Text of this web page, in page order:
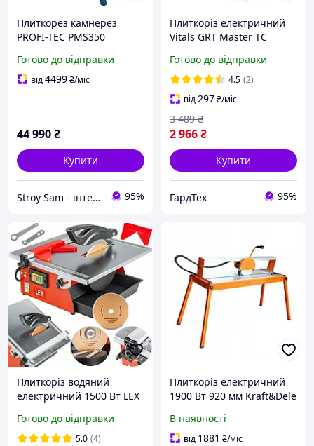
Плиткорез камнерез
PROFI-TEC PMS350
Готово до відправки
від4499₴/міс
44 990₴
Купити
Stroy Sam - інтернет магазин інструментів 95%
Плиткоріз електричний
Vitals GRT Master TC
180х22.2х2.2 мм, 2950 об/
хв)
Готово до відправки
4.5 (2)
від297₴/міс
2 966₴
3 489 ₴
Купити
ГардТех 95%
Плиткоріз водяний
електричний 1500 Вт LEX
різання плитки
Електроплиткоріз
Готово до відправки
5.0 (4)
Плиткоріз електричний
1900 Вт 920 мм Kraft&Dele
охолодженням для
керамограніту
В наявності
від 1881 ₴/міс